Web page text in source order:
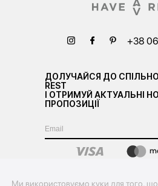
+38
ДОЛУЧАЙСЯ ДО
REST
І ОТРИМУЙ АКТУАЛЬНІ
ПРОПОЗИЦІЇ
Ми використовуємо куки для того,